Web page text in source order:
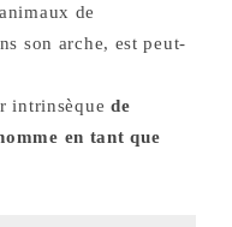
de
son arche, est peut-
intrinsèque de
en tant que